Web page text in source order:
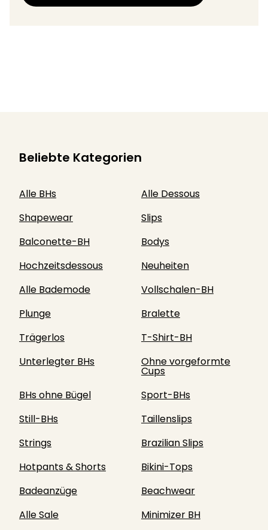
Beliebte Kategorien
Alle BHs
Alle Dessous
Shapewear
Slips
Balconette-BH
Bodys
Hochzeitsdessous
Neuheiten
Alle Bademode
Vollschalen-BH
Plunge
Bralette
Trägerlos
T-Shirt-BH
Unterlegter BHs
Ohne vorgeformte
Cups
BHs ohne Bügel
Sport-BHs
Still-BHs
Taillenslips
Strings
Brazilian Slips
Hotpants & Shorts
Bikini-Tops
Badeanzüge
Beachwear
Alle Sale
Minimizer BH